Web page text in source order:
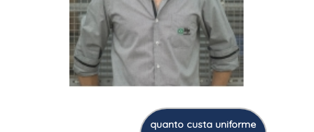
quanto custa uniforme